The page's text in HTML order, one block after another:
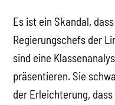
Es ist ein Skandal,
Regierungschefs der
sind eine
präsentieren. Sie
der Erleichterung,